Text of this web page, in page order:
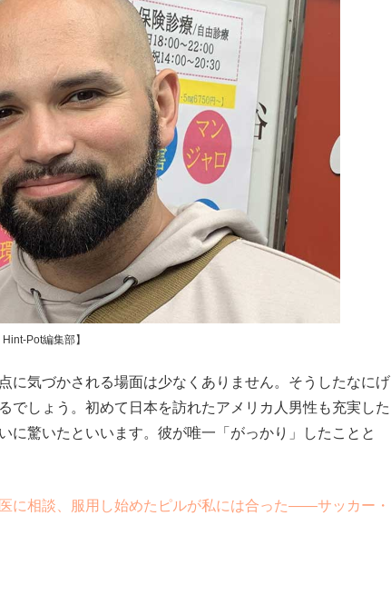
Pot編集部】
気づかされる場面は少なくありません。そうしたなにげ
でしょう。初めて日本を訪れたアメリカ人男性も充実した
に驚いたといいます。彼が唯一「がっかり」したことと
に相談、服用し始めたピルが私には合った――サッカー・